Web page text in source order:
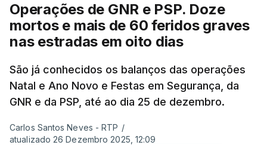
Operações de GNR e PSP. Doze
mortos e mais de 60 feridos graves
nas estradas em oito dias
São já conhecidos os balanços das operações
Natal e Ano Novo e Festas em Segurança, da
GNR e da PSP, até ao dia 25 de dezembro.
Carlos Santos Neves - RTP /
atualizado 26 Dezembro 2025, 12:09